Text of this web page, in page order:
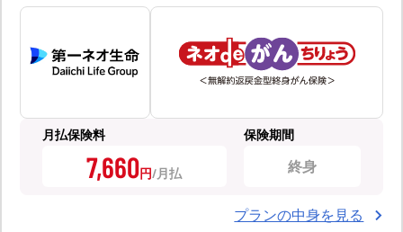
月払保険料
7,660円
保険期間
終身
プランの中身を見る